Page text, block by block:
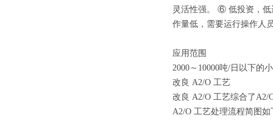
灵活性强。 ⑥ 低投资，低
作量低，需要运行操作人
应用范围
2000～10000吨/日以下的
改良 A2/O 工艺
改良 A2/O 工艺综合了A2/
A2/O 工艺处理流程简图